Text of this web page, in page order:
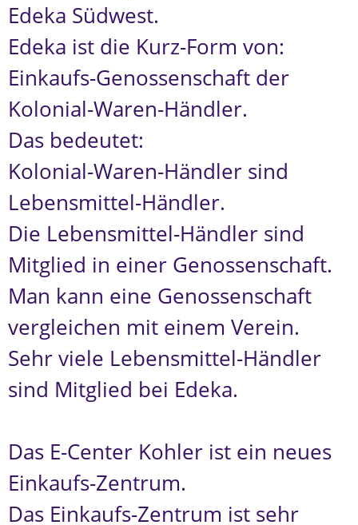
Edeka Südwest.
Edeka ist die Kurz-Form von:
Einkaufs-Genossenschaft der
Kolonial-Waren-Händler.
Das bedeutet:
Kolonial-Waren-Händler sind
Lebensmittel-Händler.
Die Lebensmittel-Händler sind
Mitglied in einer Genossenschaft.
Man kann eine Genossenschaft
vergleichen mit einem Verein.
Sehr viele Lebensmittel-Händler
sind Mitglied bei Edeka.
Das E-Center Kohler ist ein neues
Einkaufs-Zentrum.
Das Einkaufs-Zentrum ist sehr